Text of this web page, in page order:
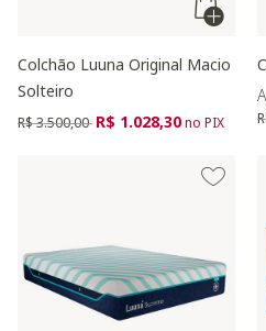
Colchão Luuna Original Macio
Solteiro
Preço reduzido de
R$ 3.500,00 para
R$ 1.028,30no PIX